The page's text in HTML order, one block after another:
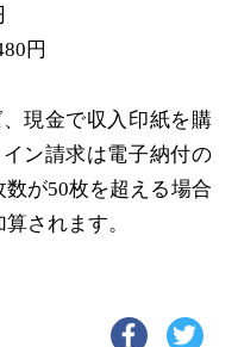
円
現金で収入印紙を購
ン請求は電子納付の
が50枚を超える場合
されます。